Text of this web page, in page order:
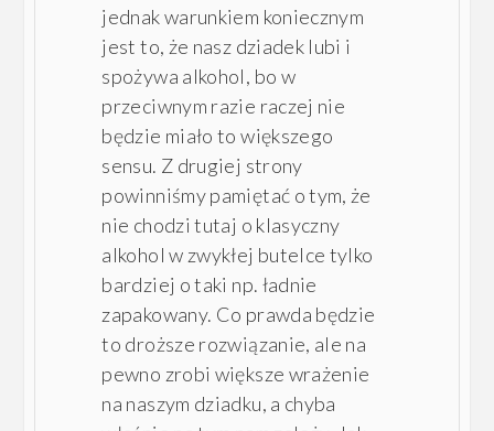
jednak warunkiem koniecznym
jest to, że nasz dziadek lubi i
spożywa alkohol, bo w
przeciwnym razie raczej nie
będzie miało to większego
sensu. Z drugiej strony
powinniśmy pamiętać o tym, że
nie chodzi tutaj o klasyczny
alkohol w zwykłej butelce tylko
bardziej o taki np. ładnie
zapakowany. Co prawda będzie
to droższe rozwiązanie, ale na
pewno zrobi większe wrażenie
na naszym dziadku, a chyba